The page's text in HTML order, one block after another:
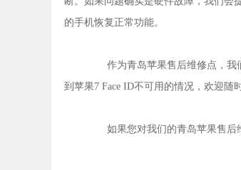
的手机恢复正常功能。
作为青岛苹果售后维修点，我们
到苹果7 Face ID不可用的情况，欢迎随
如果您对我们的青岛苹果售后维